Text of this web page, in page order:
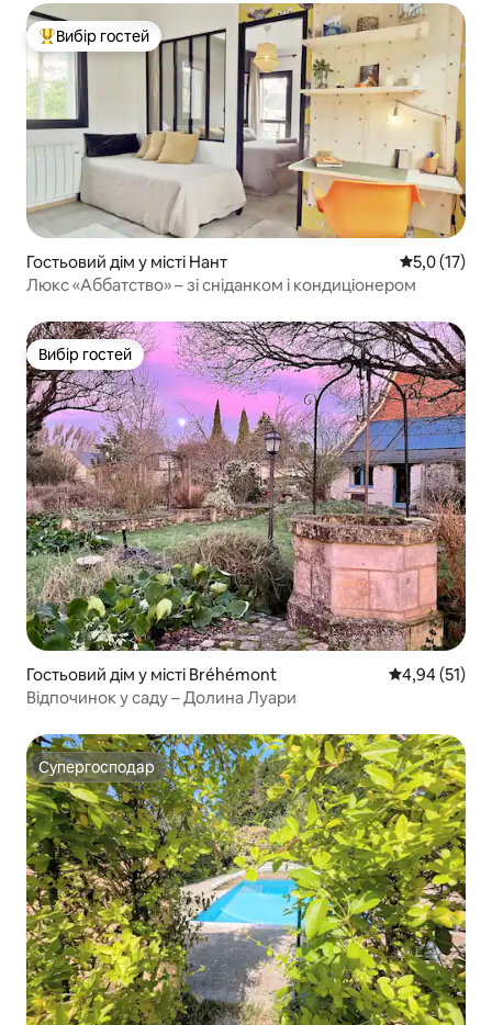
Топ вибір гостей
Вибір гостей
Гостьовий дім у місті Нант Середня
5,0 (17)
Люкс «Аббатство» – зі сніданком і кондиціонером
Вибір гостей
Вибір гостей
Гостьовий дім у місті Bréhémont Середня
4,94 (51)
Відпочинок у саду – Долина Луари
Супергосподар
Супергосподар